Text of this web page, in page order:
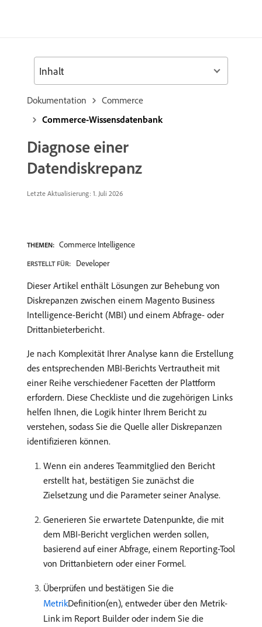
Dokumentation
Commerce
Commerce-Wissensdatenbank
Diagnose einer
Datendiskrepanz
Letzte Aktualisierung: 1. Juli 2026
THEMEN: Commerce Intelligence
ERSTELLT FÜR: Developer
Dieser Artikel enthält Lösungen zur Behebung von
Diskrepanzen zwischen einem Magento Business
Intelligence-Bericht (MBI) und einem Abfrage- oder
Drittanbieterbericht.
Je nach Komplexität Ihrer Analyse kann die Erstellung
des entsprechenden MBI-Berichts Vertrautheit mit
einer Reihe verschiedener Facetten der Plattform
erfordern. Diese Checkliste und die zugehörigen Links
helfen Ihnen, die Logik hinter Ihrem Bericht zu
verstehen, sodass Sie die Quelle aller Diskrepanzen
identifizieren können.
Wenn ein anderes Teammitglied den Bericht
erstellt hat, bestätigen Sie zunächst die
Zielsetzung und die Parameter seiner Analyse.
Generieren Sie erwartete Datenpunkte, die mit
dem MBI-Bericht verglichen werden sollen,
basierend auf einer Abfrage, einem Reporting-Tool
von Drittanbietern oder einer Formel.
Überprüfen und bestätigen Sie die
MetrikDefinition(en), entweder über den Metrik-
Link im Report Builder oder indem Sie die
Inhalt